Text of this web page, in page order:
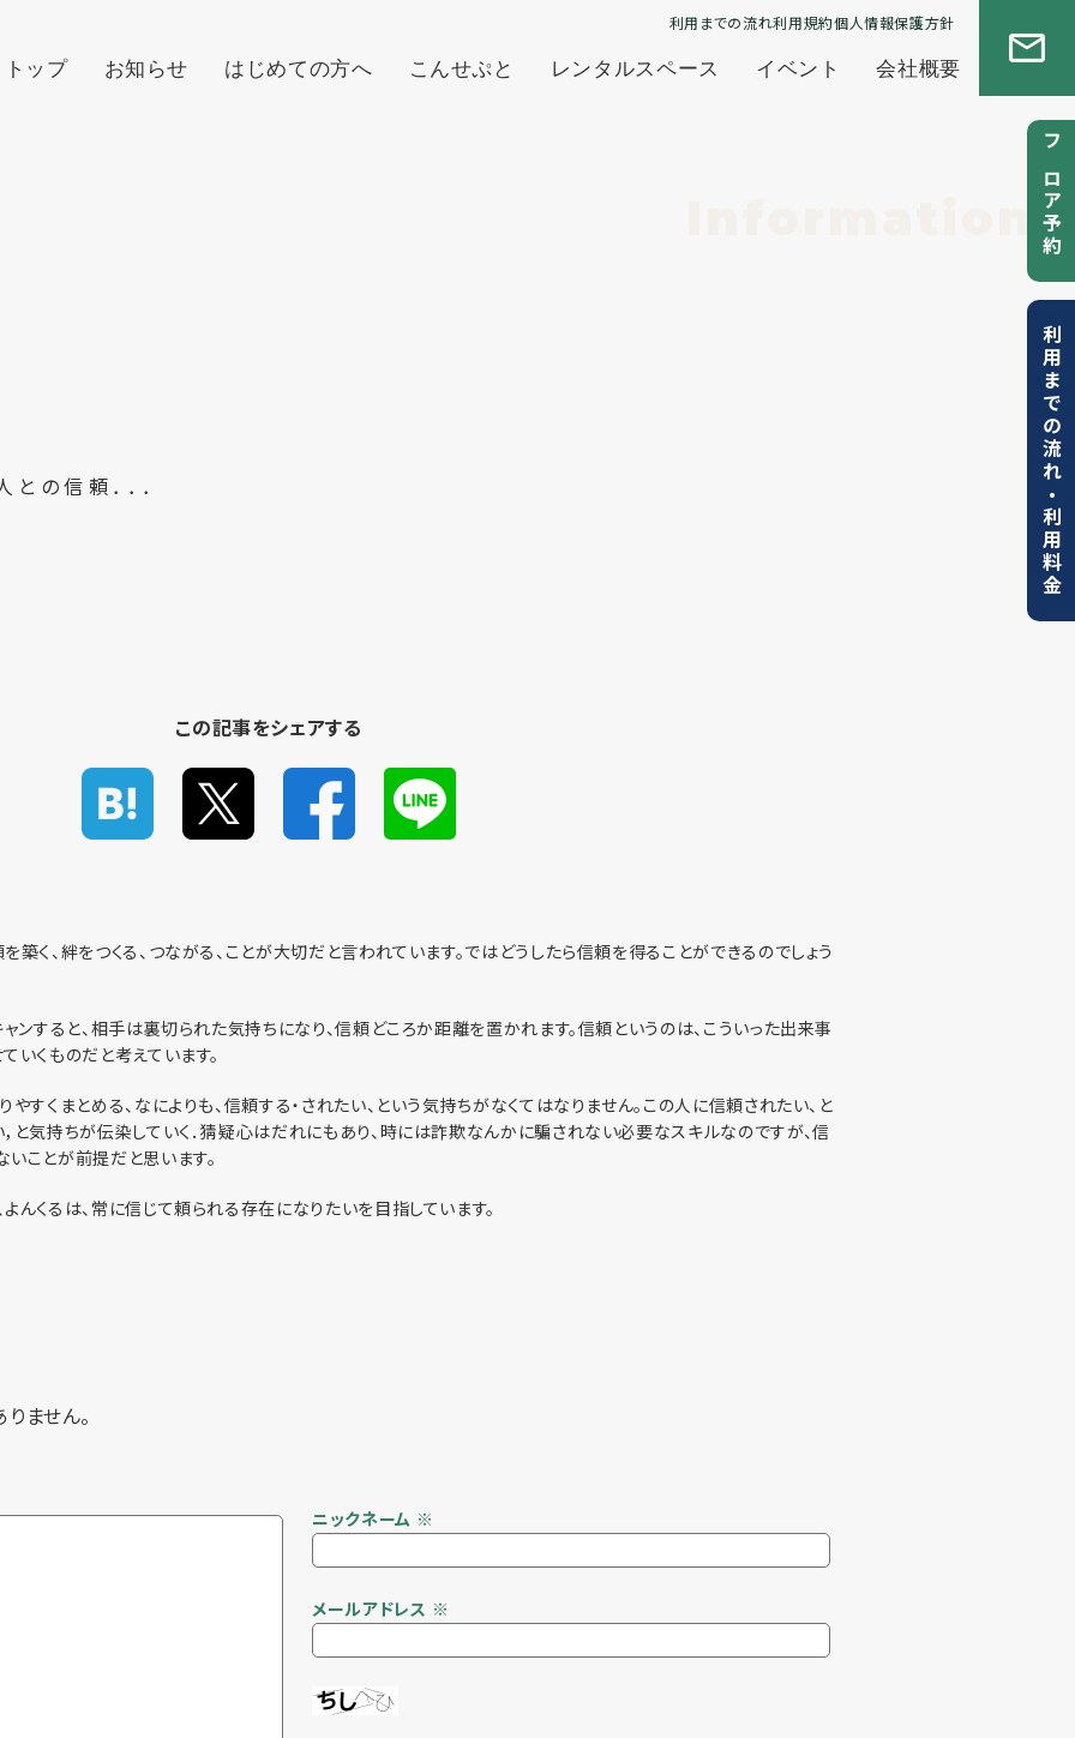
利用までの流れ利用規約個人情報保護方針
トップ お知らせ はじめての方へ こんせぷと レンタルスペース イベント 会社概要
フロア予約
利用までの流れ
・
利用料金
との信頼．．．
この記事をシェアする
く、絆をつくる、つながる、ことが大切だと言われています。ではどうしたら信頼を得ることができるのでしょう
ンすると、相手は裏切られた気持ちになり、信頼どころか距離を置かれます。信頼というのは、こういった出来事
いくものだと考えています。
すくまとめる、なによりも、信頼する・されたい、という気持ちがなくてはなりません。この人に信頼されたい、と
と気持ちが伝染していく．猜疑心はだれにもあり、時には詐欺なんかに騙されない必要なスキルなのですが、信
ことが前提だと思います。
んくるは、常に信じて頼られる存在になりたいを目指しています。
ません。
ニックネーム ※
メールアドレス ※